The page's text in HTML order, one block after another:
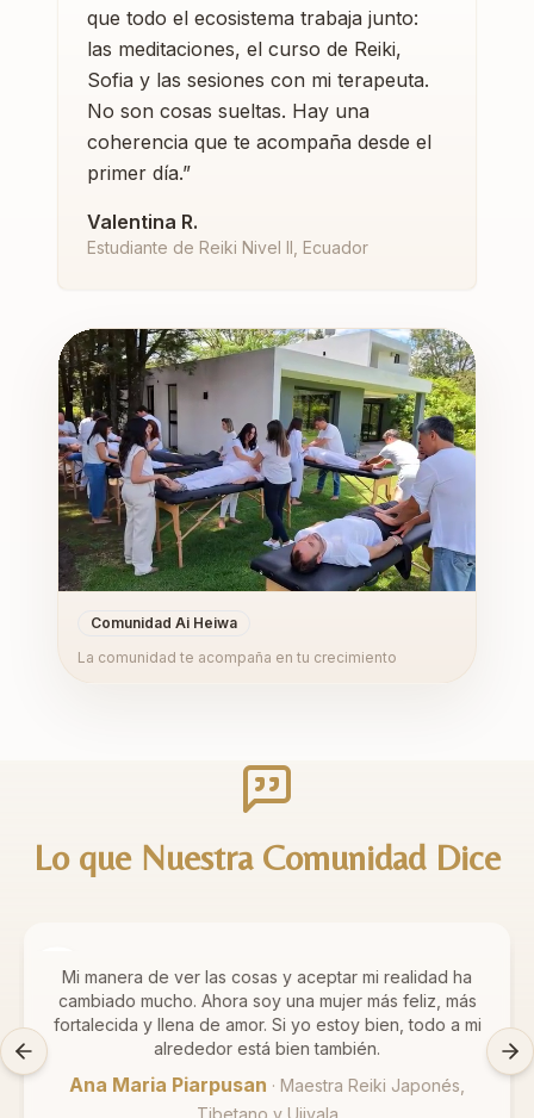
que todo el ecosistema trabaja junto:
las meditaciones, el curso de Reiki,
Sofia y las sesiones con mi terapeuta.
No son cosas sueltas. Hay una
coherencia que te acompaña desde el
primer día.”
Valentina R.
Estudiante de Reiki Nivel II, Ecuador
Comunidad Ai Heiwa
La comunidad te acompaña en tu crecimiento
Lo que Nuestra Comunidad Dice
Mi manera de ver las cosas y aceptar mi realidad ha
cambiado mucho. Ahora soy una mujer más feliz, más
fortalecida y llena de amor. Si yo estoy bien, todo a mi
alrededor está bien también.
”
Ana Maria Piarpusan · Maestra Reiki Japonés,
Tibetano y Ujjvala